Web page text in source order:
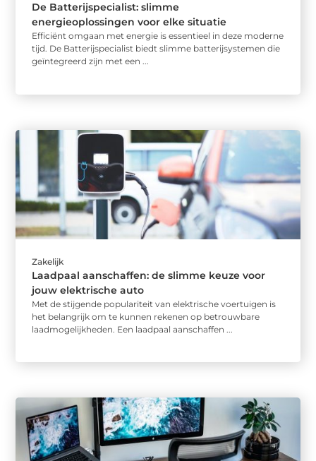
De Batterijspecialist: slimme
energieoplossingen voor elke situatie
Efficiënt omgaan met energie is essentieel in deze moderne
tijd. De Batterijspecialist biedt slimme batterijsystemen die
geïntegreerd zijn met een ...
Zakelijk
Laadpaal aanschaffen: de slimme keuze voor
jouw elektrische auto
Met de stijgende populariteit van elektrische voertuigen is
het belangrijk om te kunnen rekenen op betrouwbare
laadmogelijkheden. Een laadpaal aanschaffen ...